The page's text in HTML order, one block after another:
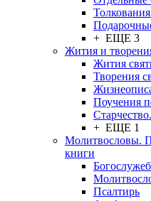
+ ЕЩЕ 3
Жития и
Жития
Творения
Поучения
+ ЕЩЕ 1
Молитвословы.
книги
Псалтирь